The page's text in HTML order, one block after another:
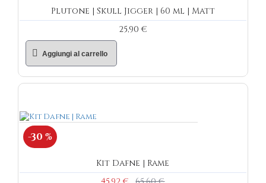
Plutone | Skull Jigger | 60 ml | Matt
25,90 €
Aggiungi al carrello
-30 %
Kit Dafne | Rame